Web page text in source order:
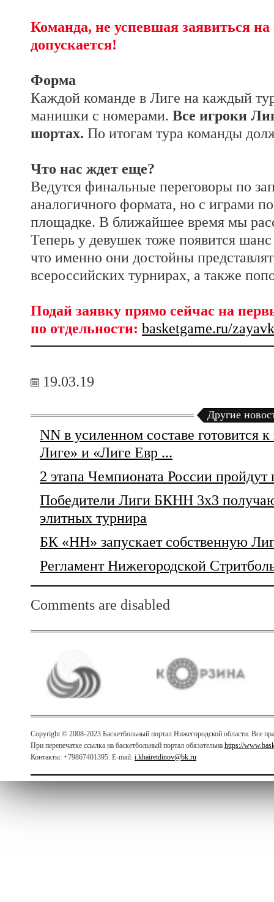
Команда, не успевшая заявиться
допускается!
Форма
Каждой команде в Лиге на каждый
манишки с номерами. Все игроки
шортах. По итогам тура команды
Что нас ждет еще?
Ведутся финальные переговоры по
аналогичного формата, но с играми
площадке. В ближайшее время мы
Теперь у девушек тоже появится шанс
что именно они достойны
всероссийских турнирах, а также
Подай заявку прямо сейчас на
по отдельности: basketgame.ru/
19.03.19
Другие
NN в усиленном составе готовится
Лиге» и «Лиге Евр ...
2 этапа Чемпионата России
Победители Лиги БКНН 3х3
элитных турнира
БК «НН» запускает собственную
Регламент Нижегородской
Comments are disabled
Copyright © 2008-2023 Баскетбольный портал Нижегородской области. Все
При перепечатке ссылка на баскетбольный портал обязательна https://
Контакты: +79867401395. E-mail: i.khairetdinov@bk.ru